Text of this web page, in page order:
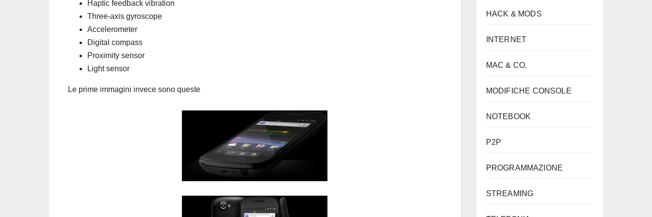
Haptic feedback vibration
Three-axis gyroscope
Accelerometer
Digital compass
Proximity sensor
Light sensor
Le prime immagini invece sono queste
HACK & MODS
INTERNET
MAC & CO.
MODIFICHE CONSOLE
NOTEBOOK
P2P
PROGRAMMAZIONE
STREAMING